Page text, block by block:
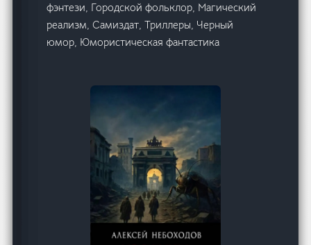
фэнтези, Городской фольклор, Магический
реализм, Самиздат, Триллеры, Черный
юмор, Юмористическая фантастика